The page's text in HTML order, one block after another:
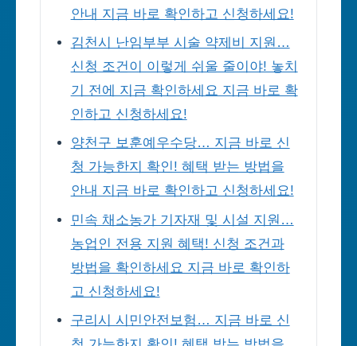
안내 지금 바로 확인하고 신청하세요!
김천시 난임부부 시술 약제비 지원…
신청 조건이 이렇게 쉬울 줄이야! 놓치
기 전에 지금 확인하세요 지금 바로 확
인하고 신청하세요!
양천구 보훈예우수당… 지금 바로 신
청 가능한지 확인! 혜택 받는 방법을
안내 지금 바로 확인하고 신청하세요!
민속 채소농가 기자재 및 시설 지원…
농업인 전용 지원 혜택! 신청 조건과
방법을 확인하세요 지금 바로 확인하
고 신청하세요!
구리시 시민안전보험… 지금 바로 신